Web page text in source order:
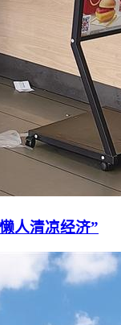
人清凉经济”